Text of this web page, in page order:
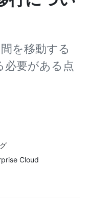
を移動する
必要がある点
Cloud